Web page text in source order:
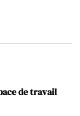
de travail